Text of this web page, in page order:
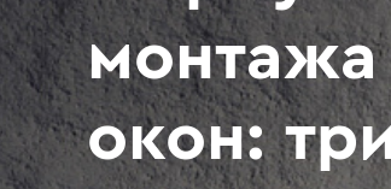
монтажа
окон: